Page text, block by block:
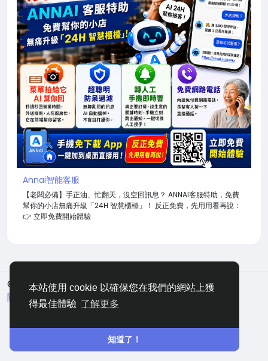
本站使用 cookie 以確保您在我們的網站上獲
得最佳體驗 了解更多
知道了！
Annai智能客服
【老闆必備】手正油、忙翻天，沒空回訊息？ ANNAI客服特助，免費
幫你的小店無痛升級「24H 智慧櫃檯」！ 反正免費，先用用看再說：
👉 立即免費開始體驗
© 2026 嘀咕
中文
關於
條款 隱私 聯絡 網站地圖